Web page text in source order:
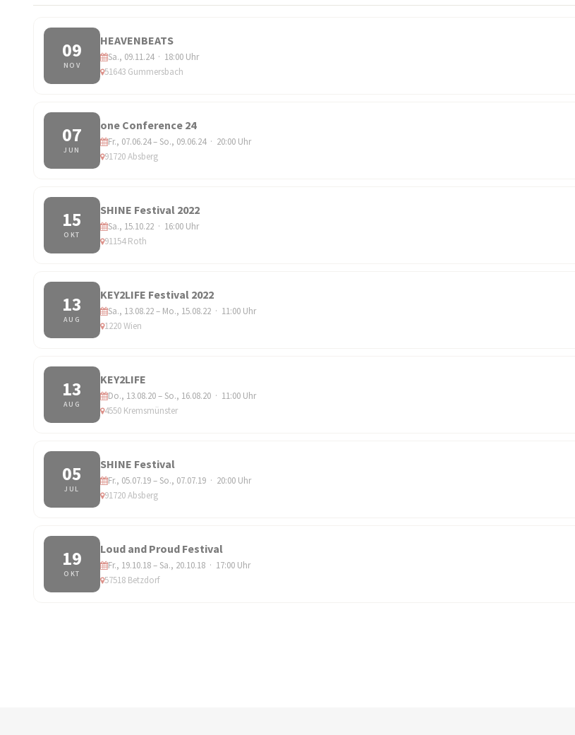
09
NOV
HEAVENBEATS
Sa., 09.11.24 · 18:00 Uhr
51643 Gummersbach
07
JUN
one Conference 24
Fr., 07.06.24 – So., 09.06.24 · 20:00 Uhr
91720 Absberg
15
OKT
SHINE Festival 2022
Sa., 15.10.22 · 16:00 Uhr
91154 Roth
13
AUG
KEY2LIFE Festival 2022
Sa., 13.08.22 – Mo., 15.08.22 · 11:00 Uhr
1220 Wien
13
AUG
KEY2LIFE
Do., 13.08.20 – So., 16.08.20 · 11:00 Uhr
4550 Kremsmünster
05
JUL
SHINE Festival
Fr., 05.07.19 – So., 07.07.19 · 20:00 Uhr
91720 Absberg
19
OKT
Loud and Proud Festival
Fr., 19.10.18 – Sa., 20.10.18 · 17:00 Uhr
57518 Betzdorf